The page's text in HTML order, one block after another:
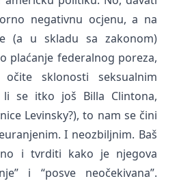
negativnu ocjenu, a na
(a u skladu sa zakonom)
plaćanje federalnog poreza,
sklonosti seksualnim
li se itko još Billa Clintona,
Levinsky?), to nam se čini
I neozbiljnim. Baš
i tvrditi kako je njegova
i “posve neočekivana”.